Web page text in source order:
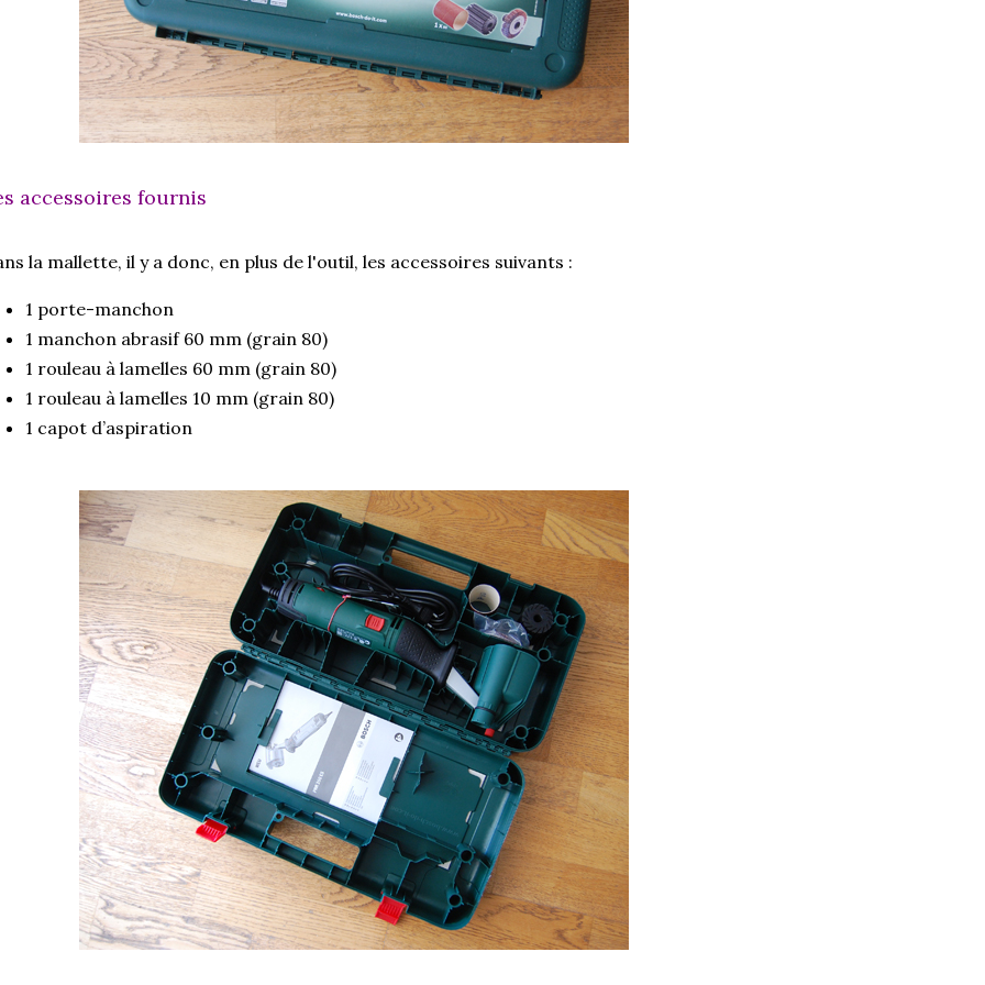
accessoires fournis
la mallette, il y a donc, en plus de l'outil, les accessoires suivants :
1 porte-manchon
1 manchon abrasif 60 mm (grain 80)
1 rouleau à lamelles 60 mm (grain 80)
1 rouleau à lamelles 10 mm (grain 80)
1 capot d’aspiration